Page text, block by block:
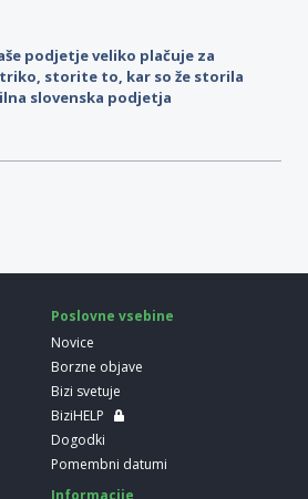
podjetje veliko plačuje za
storite to, kar so že storila
slovenska podjetja
Poslovne vsebine
Novice
Borzne objave
Bizi svetuje
BiziHELP
Dogodki
Pomembni datumi
Informacije